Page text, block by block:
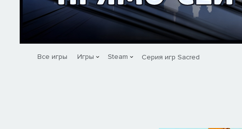
Все игры Игры Steam Серия игр Sacred